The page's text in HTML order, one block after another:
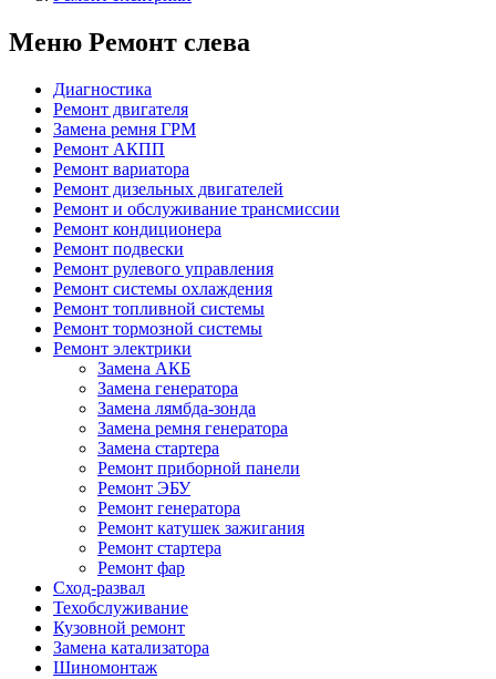
Меню Ремонт слева
Диагностика
Ремонт двигателя
Замена ремня ГРМ
Ремонт АКПП
Ремонт вариатора
Ремонт дизельных двигателей
Ремонт и обслуживание трансмиссии
Ремонт кондиционера
Ремонт подвески
Ремонт рулевого управления
Ремонт системы охлаждения
Ремонт топливной системы
Ремонт тормозной системы
Ремонт электрики
Замена АКБ
Замена генератора
Замена лямбда-зонда
Замена ремня генератора
Замена стартера
Ремонт приборной панели
Ремонт ЭБУ
Ремонт генератора
Ремонт катушек зажигания
Ремонт стартера
Ремонт фар
Сход-развал
Техобслуживание
Кузовной ремонт
Замена катализатора
Шиномонтаж